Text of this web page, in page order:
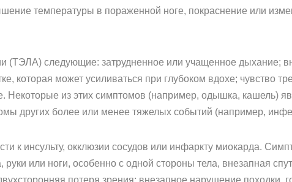
температуры в пораженной ноге, покраснение или
(ТЭЛА) следующие: затрудненное или учащенное дыхание;
которая может усиливаться при глубоком вдохе; чувство
Некоторые из этих симптомов (например, одышка, кашель)
других более или менее тяжелых событий (например,
к инсульту, окклюзии сосудов или инфаркту миокарда.
руки или ноги, особенно с одной стороны тела, внезапная
потеря зрения; внезапное нарушение походки,